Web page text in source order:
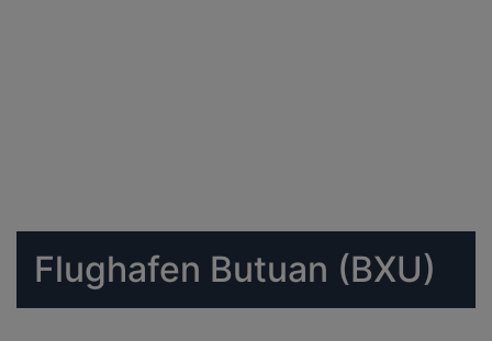
Flughafen Butuan (BXU)